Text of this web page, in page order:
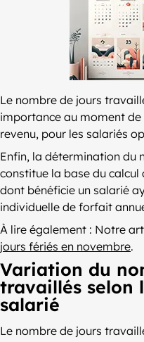
Le nombre de jours
importance au moment
revenu, pour les salariés
Enfin, la détermination du
constitue la base du
dont bénéficie un salarié
individuelle de forfait
À lire également : Notre
jours fériés en novembre.
Variation du
travaillés selon
salarié
Le nombre de jours